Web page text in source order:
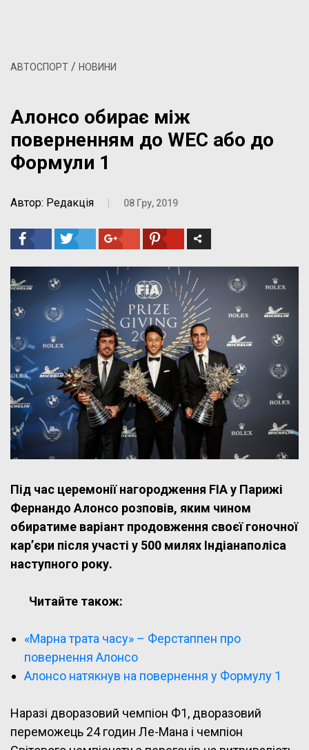
АВТОСПОРТ / НОВИНИ
Алонсо обирає між
поверненням до WEC або до
Формули 1
Автор: Редакція | 08 Гру, 2019
Під час церемонії нагородження FIA у Парижі
Фернандо Алонсо розповів, яким чином
обиратиме варіант продовження своєї гоночної
кар’єри після участі у 500 милях Індіанаполіса
наступного року.
Читайте також:
«Марна трата часу» – Ферстаппен про
повернення Алонсо
Алонсо натякнув на повернення у Формулу 1
Наразі дворазовий чемпіон Ф1, дворазовий
переможець 24 годин Ле-Мана і чемпіон